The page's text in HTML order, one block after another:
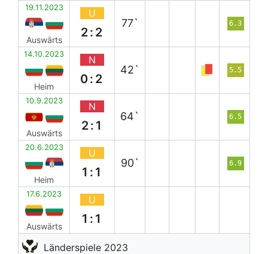
19.11.2023
Auswärts
U
2:2
77` 6.3
14.10.2023
Heim
N
0:2
42` 5.5
10.9.2023
Auswärts
N
2:1
64` 6.5
20.6.2023
Heim
U
1:1
90` 6.9
17.6.2023
Auswärts
U
1:1
Länderspiele 2023